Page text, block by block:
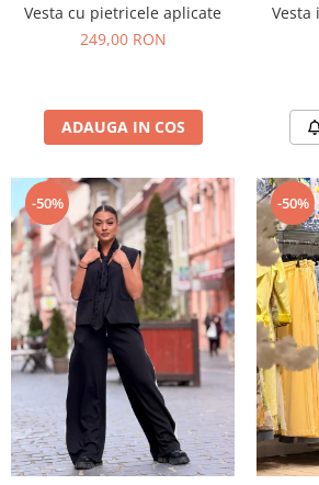
Vesta cu pietricele aplicate
249,00 RON
ADAUGA IN COS
Vesta
-50% -50%